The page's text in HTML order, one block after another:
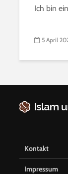
Ich bin
5 April
Kontakt
Impressum